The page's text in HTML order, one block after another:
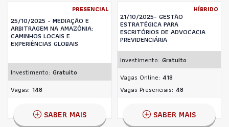
PRESENCIAL
25/10/2025 - MEDIAÇÃO E
ARBITRAGEM NA AMAZÔNIA:
CAMINHOS LOCAIS E
EXPERIÊNCIAS GLOBAIS
Investimento: Gratuito
Vagas: 148
SABER MAIS
HÍBRIDO
21/10/2025- GESTÃO
ESTRATÉGICA PARA
ESCRITÓRIOS DE ADVOCACIA
PREVIDENCIÁRIA
Investimento: Gratuito
Vagas Online: 418
Vagas Presenciais: 48
SABER MAIS